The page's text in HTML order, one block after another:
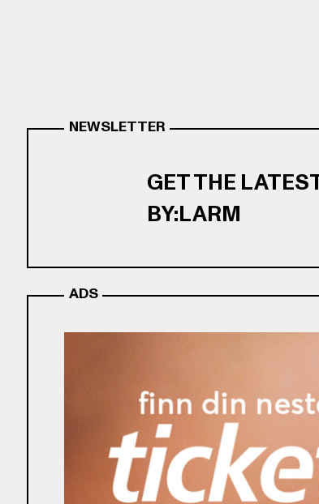
NEWSLETTER
GET THE
BY:LARM
ADS